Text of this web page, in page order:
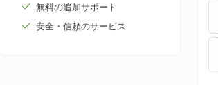
無料の追加サポート
安全・信頼のサービス